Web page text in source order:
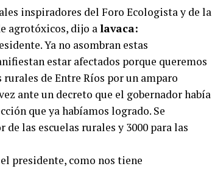
inspiradores del Foro Ecologista y de la
agrotóxicos, dijo alavaca:
Ya no asombran estas
estar afectados porque queremos
de Entre Ríos por un amparo
ante un decreto que el gobernador había
que ya habíamos logrado. Se
las escuelas rurales y 3000 para las
presidente, como nos tiene